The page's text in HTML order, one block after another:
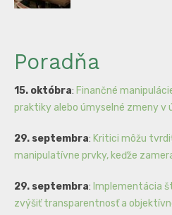
Poradňa
15. októbra: Finančné
praktiky alebo úmyselné zmeny v
29. septembra: Kritici môžu
manipulatívne prvky, keďže
29. septembra: Implementácia
zvýšiť transparentnosť a